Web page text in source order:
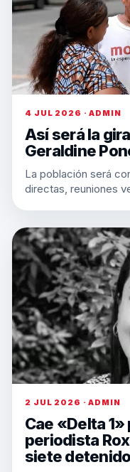
4 JUL 2026 · ADMIN
Así será la
Geraldine
La población será
directas, reuniones
2 JUL 2026 · ADMIN
Cae «Delta
periodista
siete